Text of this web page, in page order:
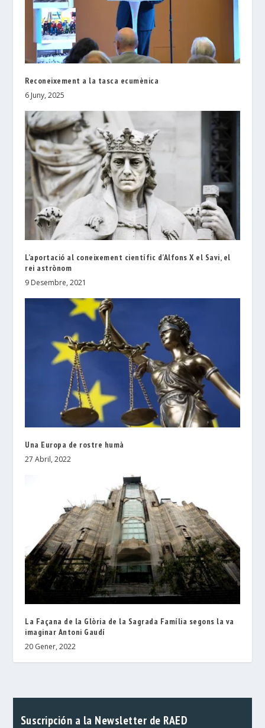
Reconeixement a la tasca ecumènica
6 Juny, 2025
L’aportació al coneixement científic d’Alfons X el Savi, el
rei astrònom
9 Desembre, 2021
Una Europa de rostre humà
27 Abril, 2022
La Façana de la Glòria de la Sagrada Família segons la va
imaginar Antoni Gaudí
20 Gener, 2022
Suscripción a la Newsletter de RAED